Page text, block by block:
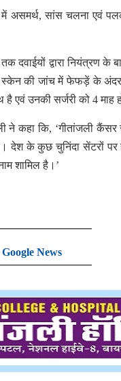
असमर्थ, सांस चलना एवं
दवाईयों द्वारा नियंत्रण के
स्केन की जांच में फेफड़ें के
एवं उनकी सर्जरी को 4 माह
ने कहा कि, ‘गीतांजली
के कुछ चुनिंदा सेंटरों पर
शामिल है।’
Google News